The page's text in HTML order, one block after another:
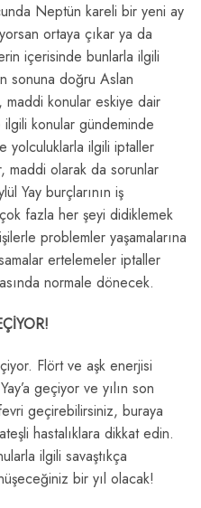
Neptün kareli bir yeni ay
ortaya çıkar ya da
içerisinde bunlarla ilgili
sonuna doğru Aslan
konular eskiye dair
konular gündeminde
yolculuklarla ilgili iptaller
maddi olarak da sorunlar
Yay burçlarının iş
çok fazla her şeyi didiklemek
problemler yaşamalarına
ertelemeler iptaller
normale dönecek.
Flört ve aşk enerjisi
geçiyor ve yılın son
geçirebilirsiniz, buraya
hastalıklara dikkat edin.
ilgili savaştıkça
bir yıl olacak!